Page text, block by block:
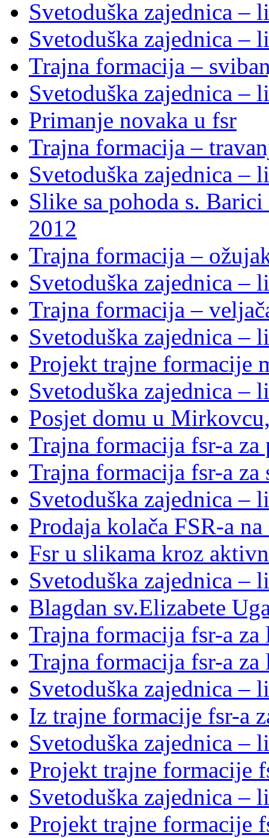
Svetoduška zajednica –
Svetoduška zajednica –
Trajna formacija –
Svetoduška zajednica –
Primanje novaka u fsr
Trajna formacija –
Svetoduška zajednica –
Slike sa pohoda s.
2012
Trajna formacija –
Svetoduška zajednica –
Trajna formacija –
Svetoduška zajednica –
Projekt trajne formacije
Svetoduška zajednica –
Posjet domu u
Trajna formacija fsr-a za
Trajna formacija fsr-a za
Svetoduška zajednica –
Prodaja kolača FSR-a
Fsr u slikama kroz
Svetoduška zajednica –
Blagdan sv.Elizabete
Trajna formacija fsr-a za
Trajna formacija fsr-a za
Svetoduška zajednica –
Iz trajne formacije fsr-a
Svetoduška zajednica –
Projekt trajne formacije
Svetoduška zajednica –
Projekt trajne formacije